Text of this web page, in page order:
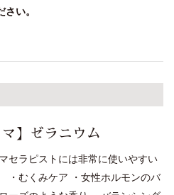
い。
マ】ゼラニウム
セラピストには非常に使いやすい
・むくみケア ・女性ホルモンのバ